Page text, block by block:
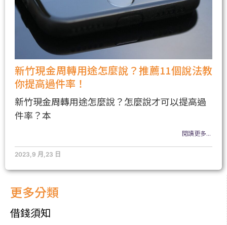
更多分類
借錢須知
新竹現金周轉用途怎麼說？推薦11個說法教
你提高過件率！
新竹現金周轉用途怎麼說？怎麼說才可以提高過
件率？本
閱讀更多...
2023,9 月,23 日